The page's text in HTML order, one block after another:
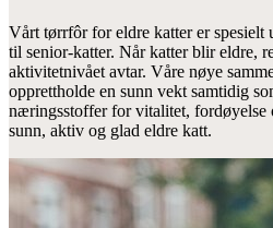
Vårt tørrfôr for eldre katter er spesielt
til senior-katter. Når katter blir eldre,
aktivitetnivået avtar. Våre nøye
opprettholde en sunn vekt samtidig
næringsstoffer for vitalitet, fordøyelse
sunn, aktiv og glad eldre katt.